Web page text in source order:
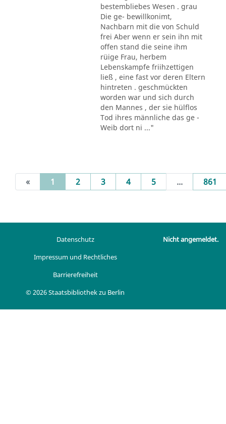
bestembliebes Wesen . grau
Die ge- bewillkonimt,
Nachbarn mit die von Schuld
frei Aber wenn er sein ihn mit
offen stand die seine ihm
rüige Frau, herbem
Lebenskampfe friihzettigen
ließ , eine fast vor deren Eltern
hintreten . geschmückten
worden war und sich durch
den Mannes , der sie hülflos
Tod ihres männliche das ge -
Weib dort ni ..."
« 1 (current)
2 3 4 5 ... 861
Datenschutz
Impressum und Rechtliches
Barrierefreiheit
© 2026 Staatsbibliothek zu Berlin
Nicht angemeldet.